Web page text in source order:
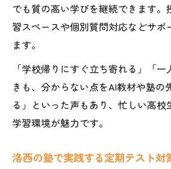
でも質の高い学びを継続できます。
習スペースや個別質問対応などサポ
ます。
「学校帰りにすぐ立ち寄れる」「
きも、分からない点をAI教材や塾の
る」といった声もあり、忙しい高校
学習環境が魅力です。
洛西の塾で実践する定期テスト対